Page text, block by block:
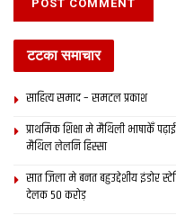
टटका समाचार
साहित्य समाद – समटल प्रकाश
प्राथमिक शि‍क्षा मे मैथि‍ली भाषाकेँ
मैथिल लेलनि हिस्सा
सात जिला मे बनत बहुउद्देशीय इंडोर
देलक 50 करोड़